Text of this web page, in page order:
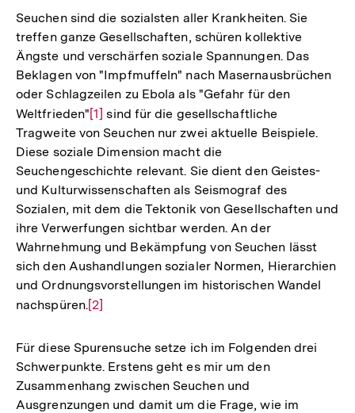
Seuchen sind die sozialsten aller Krankheiten. Sie
treffen ganze Gesellschaften, schüren kollektive
Ängste und verschärfen soziale Spannungen. Das
Beklagen von "Impfmuffeln" nach Masernausbrüchen
oder Schlagzeilen zu Ebola als "Gefahr für den
Weltfrieden"Zur
Auflösung
der
Fußnote
[1] sind für die gesellschaftliche
Tragweite von Seuchen nur zwei aktuelle Beispiele.
Diese soziale Dimension macht die
Seuchengeschichte relevant. Sie dient den Geistes-
und Kulturwissenschaften als Seismograf des
Sozialen, mit dem die Tektonik von Gesellschaften und
ihre Verwerfungen sichtbar werden. An der
Wahrnehmung und Bekämpfung von Seuchen lässt
sich den Aushandlungen sozialer Normen, Hierarchien
und Ordnungsvorstellungen im historischen Wandel
nachspüren.Zur
der
Fußnote
[2]
Für diese Spurensuche setze ich im Folgenden drei
Schwerpunkte. Erstens geht es mir um den
Zusammenhang zwischen Seuchen und
Ausgrenzungen und damit um die Frage, wie im